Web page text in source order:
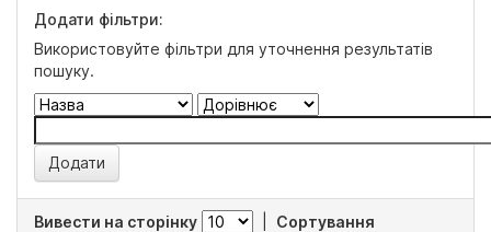
Додати фільтри:
Використовуйте фільтри для уточнення результатів
пошуку.
Вивести на сторінку
Сортування